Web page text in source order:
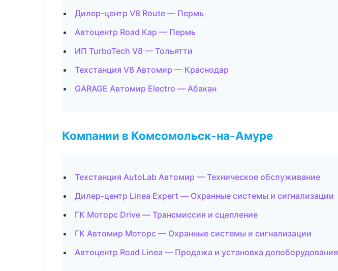
Дилер-центр V8 Route — Пермь
Автоцентр Road Кар — Пермь
ИП TurboTech V8 — Тольятти
Техстанция V8 Автомир — Краснодар
GARAGE Автомир Electro — Абакан
Компании в Комсомольск-на-Амуре
Техстанция AutoLab Автомир — Техническое обслуживание
Дилер-центр Linea Expert — Охранные системы и сигнализации
ГК Моторс Drive — Трансмиссия и сцепление
ГК Автомир Моторс — Охранные системы и сигнализации
Автоцентр Road Linea — Продажа и установка допоборудования